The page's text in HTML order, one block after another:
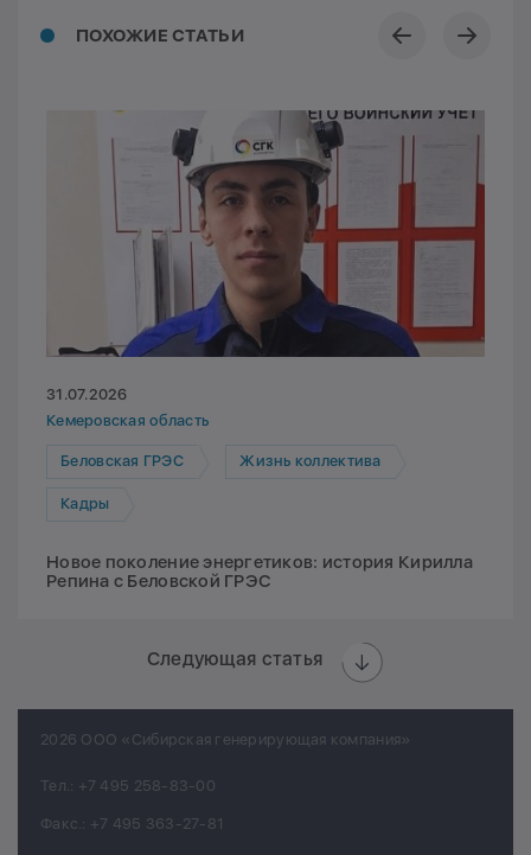
ПОХОЖИЕ СТАТЬИ
31.07.2026
Кемеровская область
Беловская ГРЭС Жизнь коллектива
Кадры
Новое поколение энергетиков: история Кирилла
Репина с Беловской ГРЭС
Следующая статья
2026 ООО «Сибирская генерирующая компания»
Тел.: +7 495 258-83-00
Факс.: +7 495 363-27-81